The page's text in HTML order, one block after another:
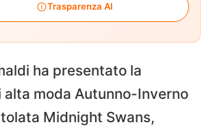
Trasparenza AI
ha presentato la
alta moda Autunno-Inverno
Midnight Swans,